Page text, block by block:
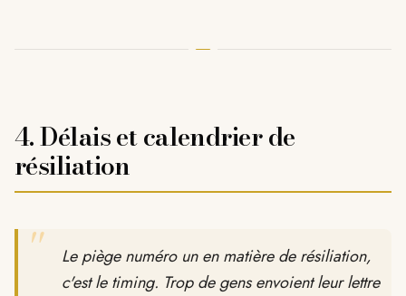
4. Délais et calendrier de
résiliation
"
Le piège numéro un en matière de résiliation,
c'est le timing. Trop de gens envoient leur lettre